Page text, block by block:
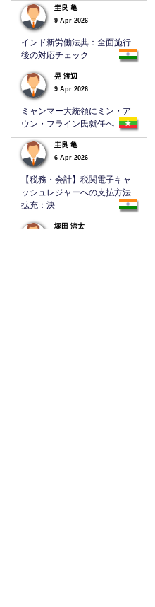
圭良 亀
9 Apr 2026
インド新労働法典：全面施行
後の対応チェック
晃 渡辺
9 Apr 2026
ミャンマー大統領にミン・ア
ウン・フライン氏就任へ
圭良 亀
6 Apr 2026
【税務・会計】税関電子キャ
ッシュレジャーへの支払方法
拡充：決
塚田 涼太